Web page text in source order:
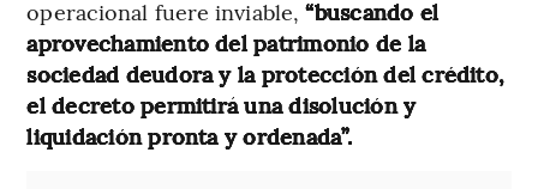
operacional fuere inviable, “buscando el
aprovechamiento del patrimonio de la
sociedad deudora y la protección del crédito,
el decreto permitirá una disolución y
liquidación pronta y ordenada”.